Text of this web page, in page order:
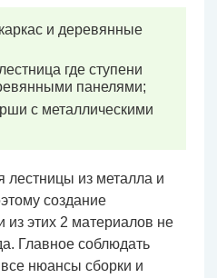
и деревянные
где ступени
панелями;
с металлическими
лестницы из металла и
создание
из этих 2 материалов не
Главное соблюдать
нюансы сборки и